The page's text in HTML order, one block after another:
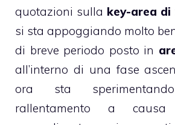
quotazioni sulla key-area di
si sta appoggiando molto
di breve periodo posto in
all’interno di una fase
ora sta
rallentamento a